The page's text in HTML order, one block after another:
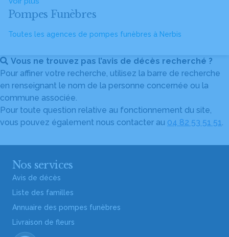
Pompes Funèbres
Toutes les agences de pompes funèbres à Nerbis
Vous ne trouvez pas l’avis de décès recherché ?
Pour affiner votre recherche, utilisez la barre de recherche
en renseignant le nom de la personne concernée ou la
commune associée.
Pour toute question relative au fonctionnement du site,
vous pouvez également nous contacter au 04 82 53 51 51.
Nos services
Avis de décès
Liste des familles
Annuaire des pompes funèbres
Livraison de fleurs